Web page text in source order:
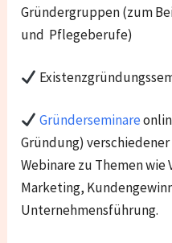
Gründergruppen (zum
und Pflegeberufe)
Gründerseminare
Gründung)
Webinare zu Themen
Marketing,
Unternehmensführung.